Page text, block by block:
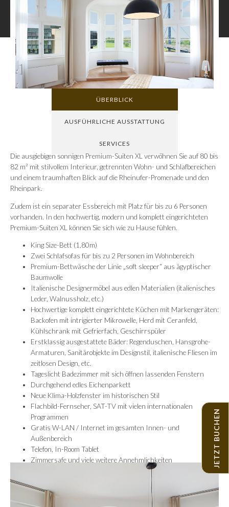
JETZT BUCHEN
ÜBERBLICK
AUSFÜHRLICHE AUSSTATTUNG
SERVICES
Die ausgiebigen sonnigen Premium-Suiten XL verwöhnen Sie auf 80 bis
82 m² mit stilvollem Interieur, getrennten Wohn- und Schlafbereichen
und einem traumhaften Blick auf die Rheinufer-Promenade und den
Rheinpark.
Zudem ist ein separater Essbereich mit Platz für bis zu 6 Personen
vorhanden. In den hochwertig, modern und komplett eingerichteten
Premium-Suiten XL können Sie sich wie zu Hause fühlen.
King Size-Bett (1,80m)
Zwei Schlafsofas für bis zu 2 Personen im Wohnbereich
Premium-Bettwäsche der Linie „soft sleeper“ aus ägyptischer
Baumwolle
Italienische Designermöbel aus edlen Materialien (italienisches
Leder, Walnussholz, etc.)
Hochwertige komplett eingerichtete Küchen mit Markengeräten:
Backofen mit intrigierter Mikrowelle, Herd mit Ceranfeld,
Kühlschrank mit Gefrierfach, Geschirrspüler
Erstklassig ausgestattete Bäder: Regenduschen, Hansgrohe-
Armaturen, Sanitärobjekte im Designstil, italienische Fliesen im
zeitlosen Design, etc.
Tageslicht Badezimmer mit sich öffnen lassenden Fenstern
Durchgehend edles Eichenparkett
Neue Klima-Holzfenster im historischen Stil
Flachbild-Fernseher, SAT-TV mit vielen internationalen
Programmen
Gratis W-LAN / Internet im gesamten Innen- und
Außenbereich
Telefon, In-Room Tablet
Zimmersafe und viele weitere Annehmlichkeiten